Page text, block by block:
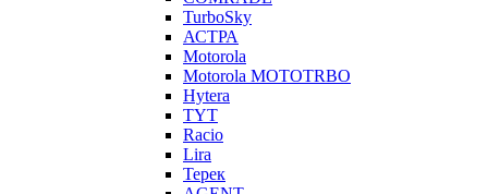
TurboSky
АСТРА
Motorola
Motorola MOTOTRBO
Hytera
TYT
Racio
Lira
Терек